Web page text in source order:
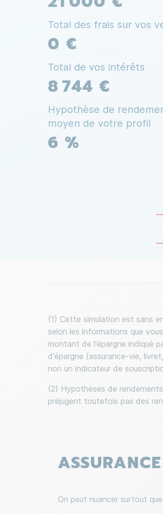
Total des frais sur vos
0 €
Total de vos intérêts
8 744 €
Hypothèse de
moyen de votre profil
6 %
(1) Cette simulation est sans
selon les informations que
montant de l'épargne indiqué
d'épargne (assurance-vie,
non un indicateur de
(2) Hypothèses de
préjugent toutefois pas des
On peut nuancer surtout